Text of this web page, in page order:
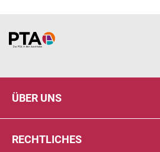
Home
ÜBER UNS
RECHTLICHES